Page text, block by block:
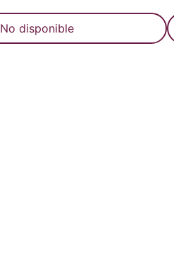
No disponible